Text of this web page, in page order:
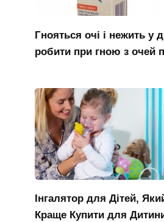
Гнояться очі і нежить у
робити при гною з очей
Інгалятор для Дітей,
Краще Купити для